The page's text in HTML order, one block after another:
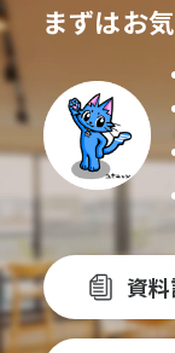
まずはお
資